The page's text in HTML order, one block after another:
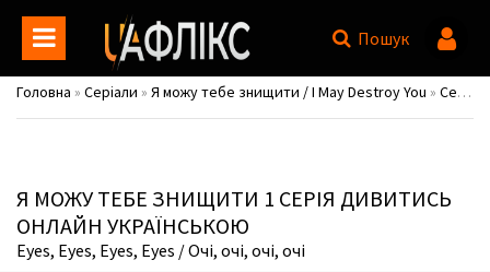
Пошук
Головна » Серіали » Я можу тебе знищити / I May Destroy You » Сезон 1
Я МОЖУ ТЕБЕ ЗНИЩИТИ 1 СЕРІЯ ДИВИТИСЬ
ОНЛАЙН УКРАЇНСЬКОЮ
Eyes, Eyes, Eyes, Eyes / Очі, очі, очі, очі